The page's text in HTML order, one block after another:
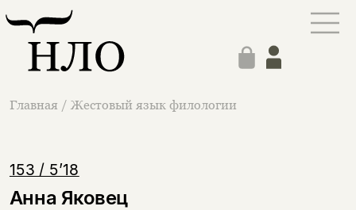
Главная / Жестовый язык филологии
153 / 5’18
Анна Яковец